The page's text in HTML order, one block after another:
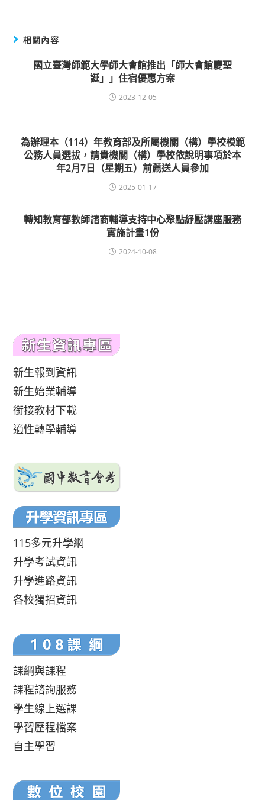
相關內容
國立臺灣師範大學師大會館推出「師大會館慶聖
誕」」住宿優惠方案
2023-12-05
為辦理本（114）年教育部及所屬機關（構）學校模範
公務人員選拔，請貴機關（構）學校依說明事項於本
年2月7日（星期五）前薦送人員參加
2025-01-17
轉知教育部教師諮商輔導支持中心聚點紓壓講座服務
實施計畫1份
2024-10-08
新生報到資訊
新生始業輔導
銜接教材下載
適性轉學輔導
115多元升學網
升學考試資訊
升學進路資訊
各校獨招資訊
課綱與課程
課程諮詢服務
學生線上選課
學習歷程檔案
自主學習